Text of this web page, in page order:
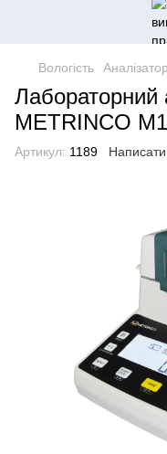
Вологість
Лабораторний
METRINCO
Артикул: 1189 Написати